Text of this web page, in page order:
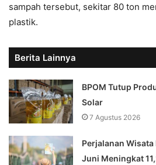
sampah tersebut, sekitar 80 ton
plastik.
Berita Lainnya
BPOM Tutup
Solar
7 Agustus 2026
Perjalanan
Juni Meningkat